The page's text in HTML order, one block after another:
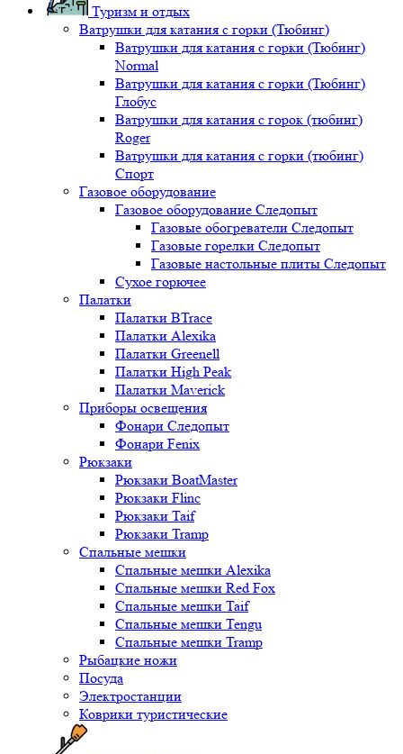
Туризм и отдых
Ватрушки для катания с горки (Тюбинг)
Ватрушки для катания с горки (Тюбинг)
Normal
Ватрушки для катания с горки (Тюбинг)
Глобус
Ватрушки для катания с горок (тюбинг)
Roger
Ватрушки для катания с горки (тюбинг)
Спорт
Газовое оборудование
Газовое оборудование Следопыт
Газовые обогреватели Следопыт
Газовые горелки Следопыт
Газовые настольные плиты Следопыт
Сухое горючее
Палатки
Палатки BTrace
Палатки Alexika
Палатки Greenell
Палатки High Peak
Палатки Maverick
Приборы освещения
Фонари Следопыт
Фонари Fenix
Рюкзаки
Рюкзаки BoatMaster
Рюкзаки Flinc
Рюкзаки Taif
Рюкзаки Tramp
Спальные мешки
Спальные мешки Alexika
Спальные мешки Red Fox
Спальные мешки Taif
Спальные мешки Tengu
Спальные мешки Tramp
Рыбацкие ножи
Посуда
Электростанции
Коврики туристические